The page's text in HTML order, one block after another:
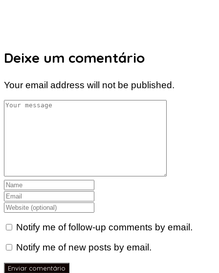
Deixe um comentário
Your email address will not be published.
Notify me of follow-up comments by email.
Notify me of new posts by email.